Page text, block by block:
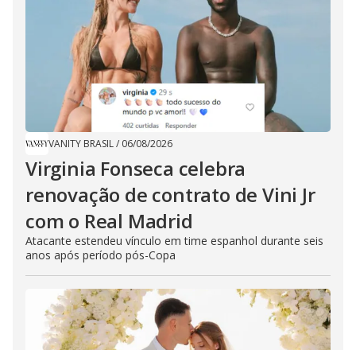
VANITY BRASIL/ 06/08/2026
Virginia Fonseca celebra
renovação de contrato de Vini Jr
com o Real Madrid
Atacante estendeu vínculo em time espanhol durante seis
anos após período pós-Copa